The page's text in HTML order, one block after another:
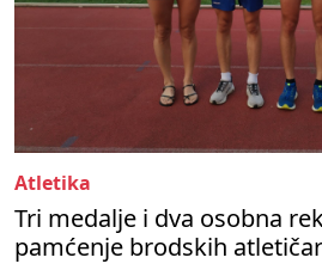
Atletika
Tri medalje i dva osobna
pamćenje brodskih